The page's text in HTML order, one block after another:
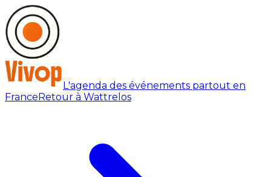
L'agenda des événements partout en
FranceRetour à Wattrelos